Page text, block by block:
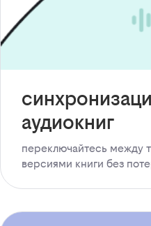
аудиокниг
переключайтесь между
версиями книги без